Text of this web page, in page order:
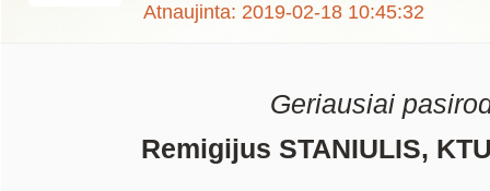
Atnaujinta: 2019-02-18 10:45:32
Geriausiai
Remigijus STANIULIS,